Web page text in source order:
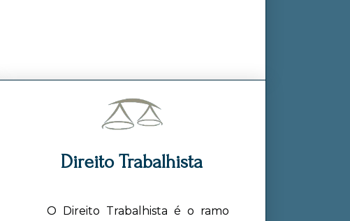
Direito Trabalhista
O Direito Trabalhista é o ramo